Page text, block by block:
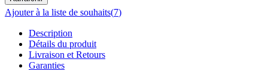
Ajouter à la liste de souhaits(7)
Description
Détails du produit
Livraison et Retours
Garanties